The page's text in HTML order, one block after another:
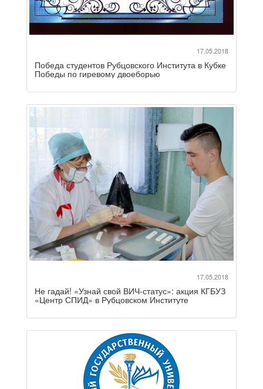
17.05.2018
Победа студентов Рубцовского Института в Кубке
Победы по гиревому двоеборью
17.05.2018
Не гадай! «Узнай свой ВИЧ-статус»: акция КГБУЗ
«Центр СПИД» в Рубцовском Институте